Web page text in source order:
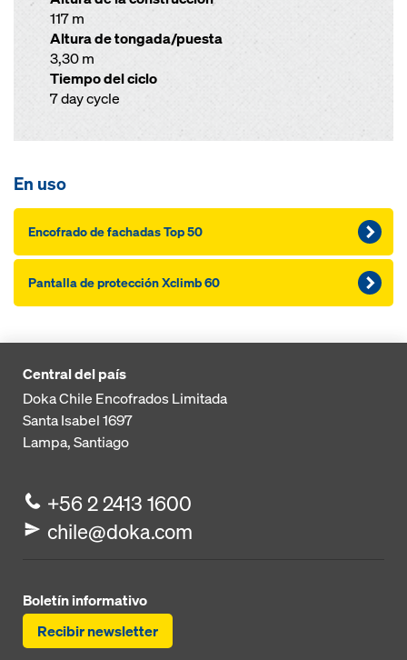
117 m
Altura de tongada/puesta
3,30 m
Tiempo del ciclo
7 day cycle
En uso
Encofrado de fachadas Top 50
Pantalla de protección Xclimb 60
Central del país
Doka Chile Encofrados Limitada
Santa Isabel 1697
Lampa, Santiago
+56 2 2413 1600
chile@doka.com
Boletín informativo
Recibir newsletter